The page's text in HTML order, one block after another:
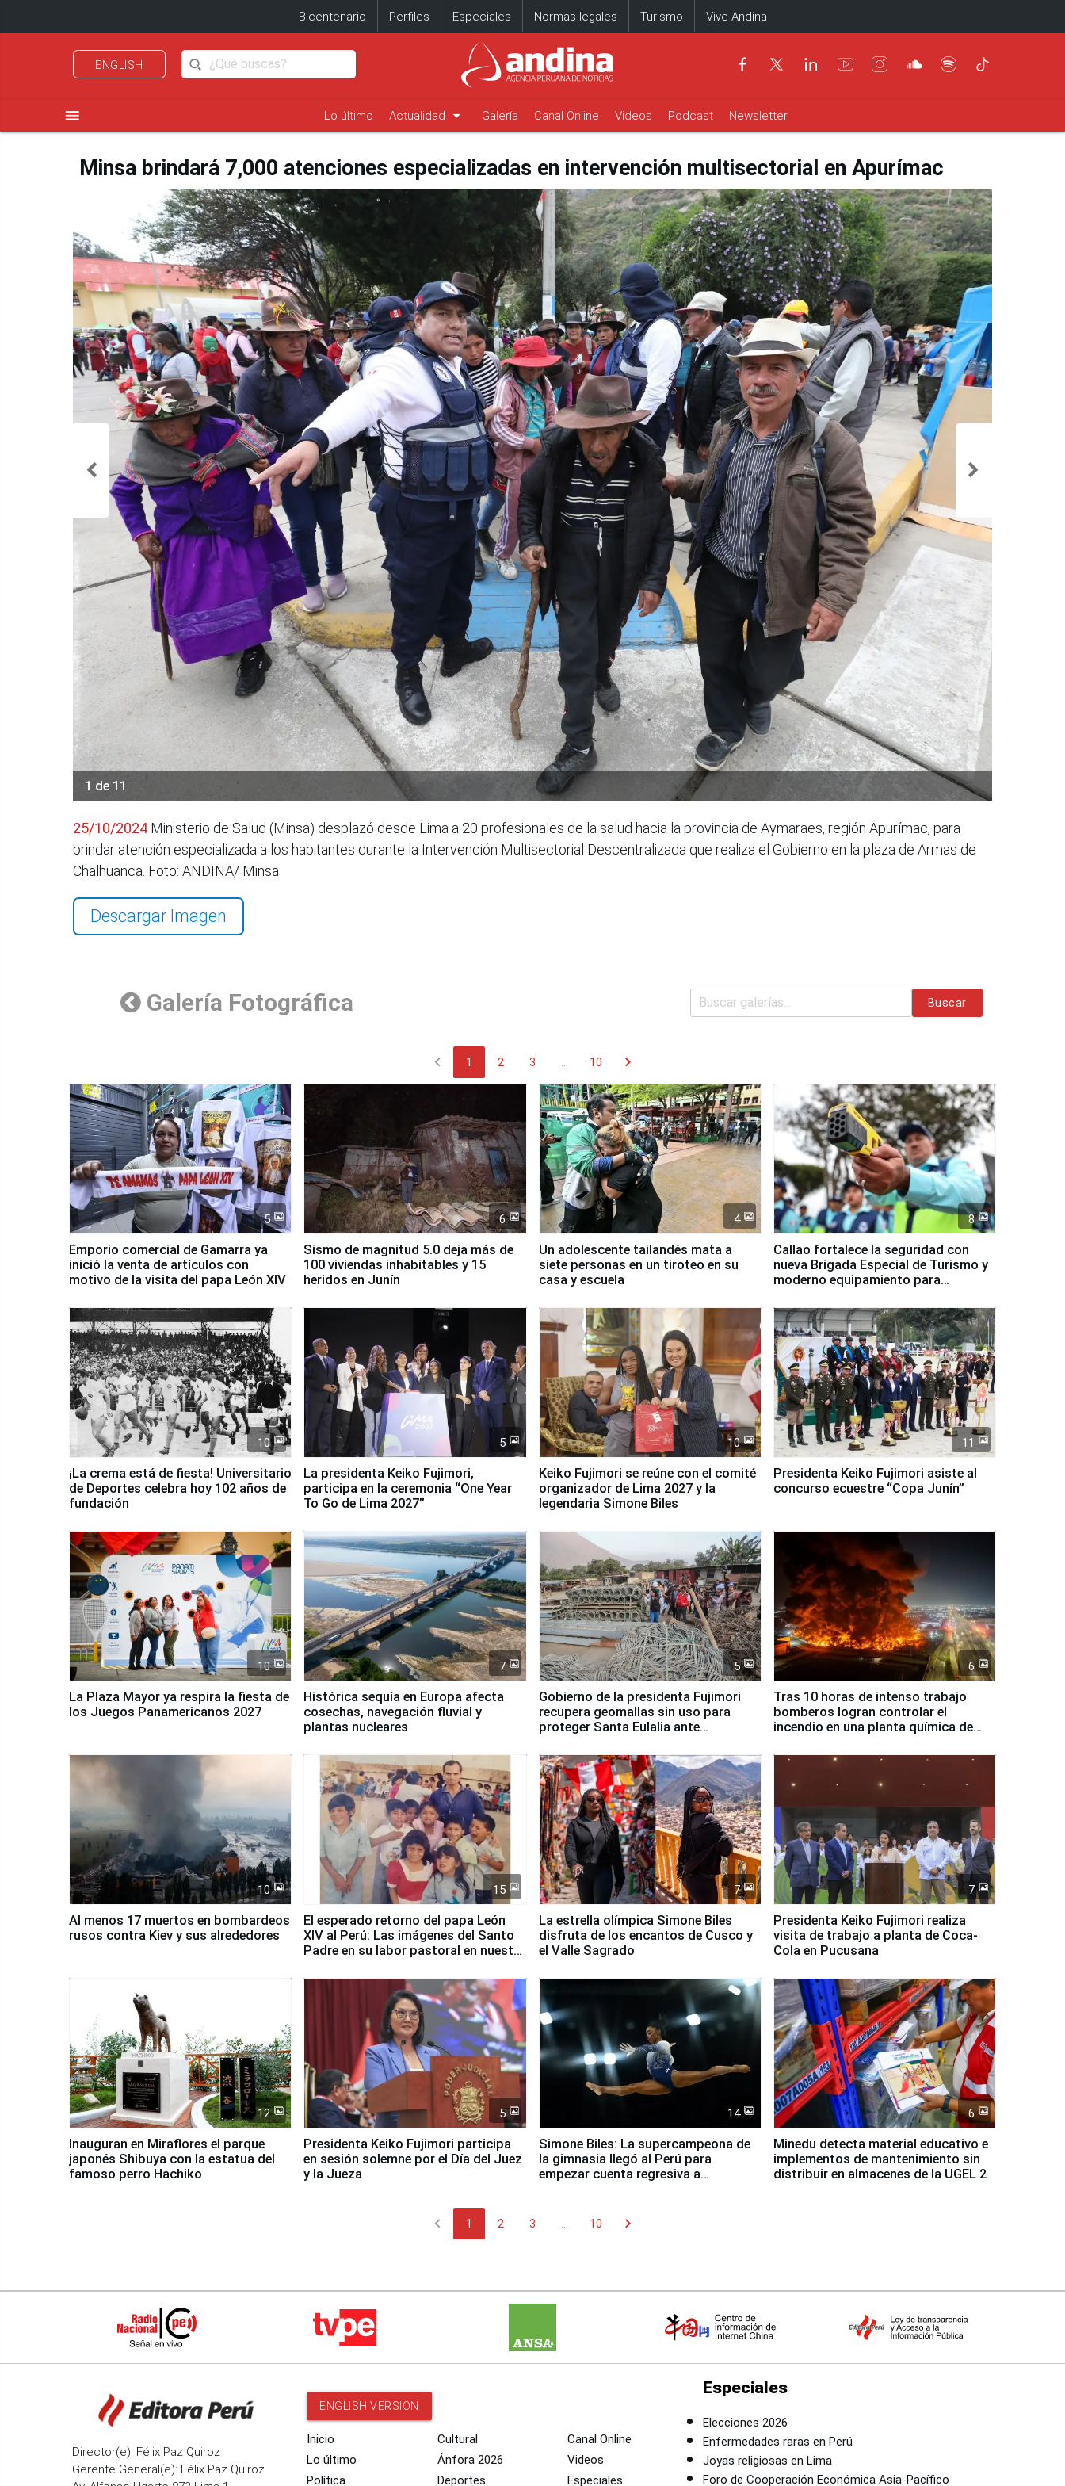
Bicentenario Perfiles Especiales Normas legales Turismo Vive Andina
ENGLISH
menu Lo último Actualidad arrow_drop_down Galería Canal Online Videos Podcast Newsletter
Minsa brindará 7,000 atenciones especializadas en intervención multisectorial en Apurímac
1 de 11
25/10/2024 Ministerio de Salud (Minsa) desplazó desde Lima a 20 profesionales de la salud hacia la provincia de Aymaraes, región Apurímac, para
brindar atención especializada a los habitantes durante la Intervención Multisectorial Descentralizada que realiza el Gobierno en la plaza de Armas de
Chalhuanca. Foto: ANDINA/ Minsa
Descargar Imagen
Galería Fotográfica Buscar
chevron_left 1 2 3 10 chevron_right
5
Emporio comercial de Gamarra ya
inició la venta de artículos con
motivo de la visita del papa León XIV
6
Sismo de magnitud 5.0 deja más de
100 viviendas inhabitables y 15
heridos en Junín
4
Un adolescente tailandés mata a
siete personas en un tiroteo en su
casa y escuela
8
Callao fortalece la seguridad con
nueva Brigada Especial de Turismo y
moderno equipamiento para
10
¡La crema está de fiesta! Universitario
de Deportes celebra hoy 102 años de
fundación
5
La presidenta Keiko Fujimori,
participa en la ceremonia “One Year
To Go de Lima 2027”
10
Keiko Fujimori se reúne con el comité
organizador de Lima 2027 y la
legendaria Simone Biles
11
Presidenta Keiko Fujimori asiste al
concurso ecuestre “Copa Junín”
10
La Plaza Mayor ya respira la fiesta de
los Juegos Panamericanos 2027
7
Histórica sequía en Europa afecta
cosechas, navegación fluvial y
plantas nucleares
5
Gobierno de la presidenta Fujimori
recupera geomallas sin uso para
proteger Santa Eulalia ante
6
Tras 10 horas de intenso trabajo
bomberos logran controlar el
incendio en una planta química de
10
Al menos 17 muertos en bombardeos
rusos contra Kiev y sus alrededores
15
El esperado retorno del papa León
XIV al Perú: Las imágenes del Santo
Padre en su labor pastoral en nuestro
7
La estrella olímpica Simone Biles
disfruta de los encantos de Cusco y
el Valle Sagrado
7
Presidenta Keiko Fujimori realiza
visita de trabajo a planta de Coca-
Cola en Pucusana
12
Inauguran en Miraflores el parque
japonés Shibuya con la estatua del
famoso perro Hachiko
5
Presidenta Keiko Fujimori participa
en sesión solemne por el Día del Juez
y la Jueza
14
Simone Biles: La supercampeona de
la gimnasia llegó al Perú para
empezar cuenta regresiva a
6
Minedu detecta material educativo e
implementos de mantenimiento sin
distribuir en almacenes de la UGEL 2
chevron_left 1 2 3 10 chevron_right
Director(e): Félix Paz Quiroz
Gerente General(e): Félix Paz Quiroz
ENGLISH VERSION
Inicio
Lo último
Política
Cultural
Ánfora 2026
Deportes
Canal Online
Videos
Especiales
Especiales
Elecciones 2026
Enfermedades raras en Perú
Joyas religiosas en Lima
Foro de Cooperación Económica Asia-Pacífico